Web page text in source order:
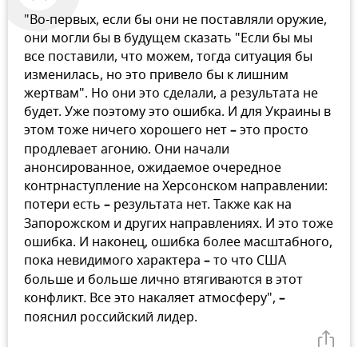
"Во-первых, если бы они не поставляли оружие,
они могли бы в будущем сказать "Если бы мы
все поставили, что можем, тогда ситуация бы
изменилась, но это привело бы к лишним
жертвам". Но они это сделали, а результата не
будет. Уже поэтому это ошибка. И для Украины в
этом тоже ничего хорошего нет–это просто
продлевает агонию. Они начали
анонсированное, ожидаемое очередное
контрнаступление на Херсонском направлении:
потери есть – результата нет. Также как на
Запорожском и других направлениях. И это тоже
ошибка. И наконец, ошибка более масштабного,
пока невидимого характера –то что США
больше и больше лично втягиваются в этот
конфликт. Все это накаляет атмосферу", –
пояснил российский лидер.